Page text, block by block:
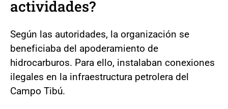
actividades?
Según las autoridades, la organización se
beneficiaba del apoderamiento de
hidrocarburos. Para ello, instalaban conexiones
ilegales en la infraestructura petrolera del
Campo Tibú.